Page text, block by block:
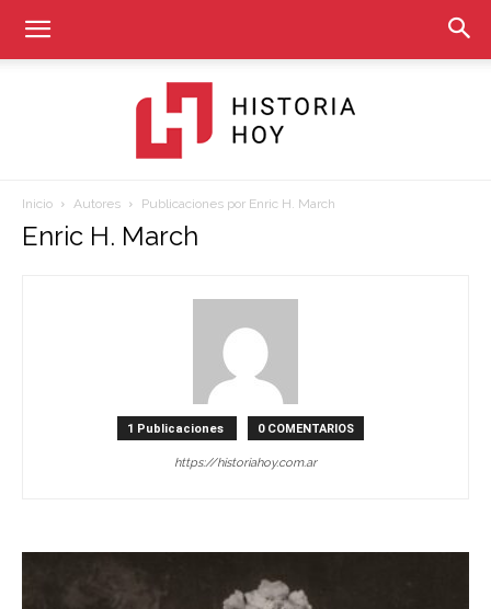
Historia
Inicio Autores Publicaciones por Enric H. March
Enric H. March
1 Publicaciones 0 COMENTARIOS
https://historiahoy.com.ar